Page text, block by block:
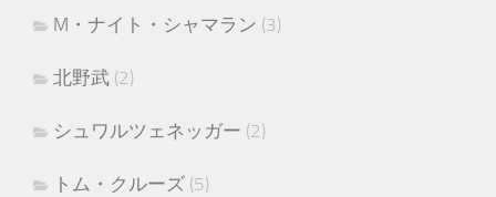
M・ナイト・シャマラン (3)
北野武 (2)
シュワルツェネッガー (2)
トム・クルーズ (5)